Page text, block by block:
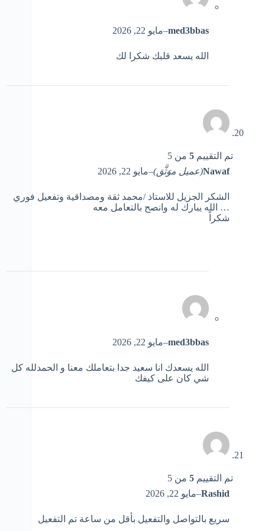
med3bbas
–مايو 22, 2026
الله يسعد قلبك شكرا لك
تم التقييم 5من 5
Nawaf(عميل موَثَّق)–مايو 22, 2026
الشكر الجزيل للاستاذ /محمد ثقة ومصداقية وتفعيل فوري
… الله يبارك له وانصح بالتعامل معه
شكراً
med3bbas
–مايو 22, 2026
الله يسعدك انا سعيد جدا بتعاملك معنا و الحمدلله كل
شي كان على كيفك
تم التقييم 5من 5
Rashid
–مايو 22, 2026
سريع بالتواصل والتفعيل بأقل من ساعة تم التفعيل